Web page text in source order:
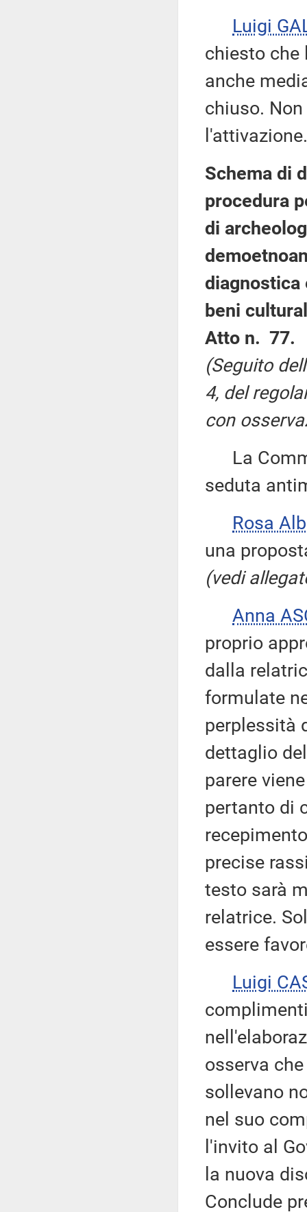
Luigi
chiesto che
anche
chiuso.
l'attivazione.
Schema di
procedura
di
diagnostica
beni
Atto n. 77.
(Seguito
4, del
con
La
seduta
Rosa
una
(vedi
Anna
proprio
dalla
formulate
perplessità
dettaglio
parere
pertanto di
precise
testo sarà
relatrice.
essere
Luigi
osserva
sollevano
nel suo
l'invito al
la nuova
Conclude